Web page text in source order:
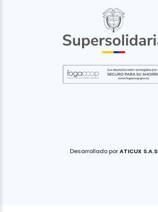
Desarrollado porATICUX S.A.S